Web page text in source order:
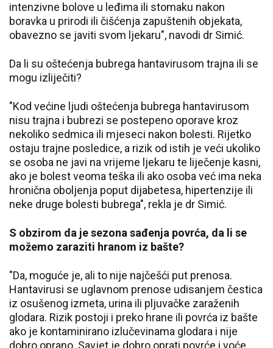
intenzivne bolove u leđima ili stomaku nakon
boravka u prirodi ili čišćenja zapuštenih objekata,
obavezno se javiti svom ljekaru", navodi dr Simić.
Da li su oštećenja bubrega hantavirusom trajna ili se
mogu izliječiti?
"Kod većine ljudi oštećenja bubrega hantavirusom
nisu trajna i bubrezi se postepeno oporave kroz
nekoliko sedmica ili mjeseci nakon bolesti. Rijetko
ostaju trajne posledice, a rizik od istih je veći ukoliko
se osoba ne javi na vrijeme ljekaru te liječenje kasni,
ako je bolest veoma teška ili ako osoba već ima neka
hronična oboljenja poput dijabetesa, hipertenzije ili
neke druge bolesti bubrega", rekla je dr Simić.
S obzirom da je sezona sađenja povrća, da li se
možemo zaraziti hranom iz bašte?
"Da, moguće je, ali to nije najčešći put prenosa.
Hantavirusi se uglavnom prenose udisanjem čestica
iz osušenog izmeta, urina ili pljuvačke zaraženih
glodara. Rizik postoji i preko hrane ili povrća iz bašte
ako je kontaminirano izlučevinama glodara i nije
dobro oprano. Savjet je dobro oprati povrće i voće